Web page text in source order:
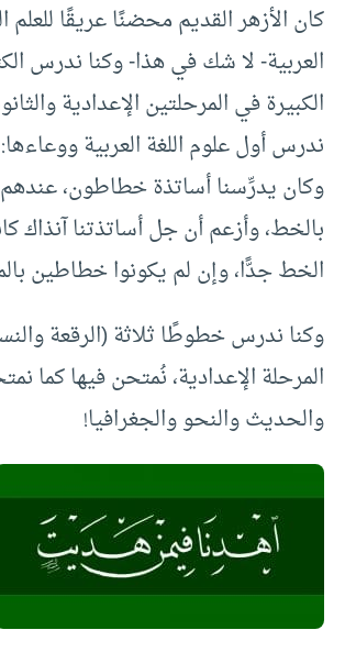
كان الأزهر القديم محضنًا عريقًا للعلم
العربية- لا شك في هذا- وكنا ندرس
الكبيرة في المرحلتين الإعدادية
ندرس أول علوم اللغة العربية
وكان يدرِّسنا أساتذة خطاطون،
بالخط، وأزعم أن جل أساتذتنا آنذاك
الخط جدًّا، وإن لم يكونوا خطاطين
وكنا ندرس خطوطًا ثلاثة (الرقعة
المرحلة الإعدادية، نُمتحن فيها كما
والحديث والنحو والجغرافيا!